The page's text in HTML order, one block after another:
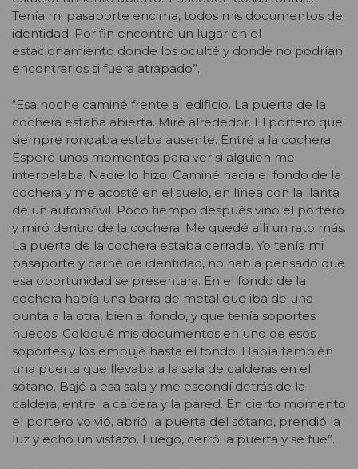
Tenía mi pasaporte encima, todos mis documentos de
identidad. Por fin encontré un lugar en el
estacionamiento donde los oculté y donde no podrían
encontrarlos si fuera atrapado”.
“Esa noche caminé frente al edificio. La puerta de la
cochera estaba abierta. Miré alrededor. El portero que
siempre rondaba estaba ausente. Entré a la cochera.
Esperé unos momentos para ver si alguien me
interpelaba. Nadie lo hizo. Caminé hacia el fondo de la
cochera y me acosté en el suelo, en línea con la llanta
de un automóvil. Poco tiempo después vino el portero
y miró dentro de la cochera. Me quedé allí un rato más.
La puerta de la cochera estaba cerrada. Yo tenía mi
pasaporte y carné de identidad, no había pensado que
esa oportunidad se presentara. En el fondo de la
cochera había una barra de metal que iba de una
punta a la otra, bien al fondo, y que tenía soportes
huecos. Coloqué mis documentos en uno de esos
soportes y los empujé hasta el fondo. Había también
una puerta que llevaba a la sala de calderas en el
sótano. Bajé a esa sala y me escondí detrás de la
caldera, entre la caldera y la pared. En cierto momento
el portero volvió, abrió la puerta del sótano, prendió la
luz y echó un vistazo. Luego, cerró la puerta y se fue”.